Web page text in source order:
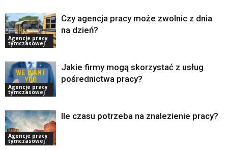
Agencje pracy
tymczasowej
Czy agencja pracy może zwolnic z dnia
na dzień?
Agencje pracy
tymczasowej
Jakie firmy mogą skorzystać z usług
pośrednictwa pracy?
Agencje pracy
tymczasowej
Ile czasu potrzeba na znalezienie pracy?